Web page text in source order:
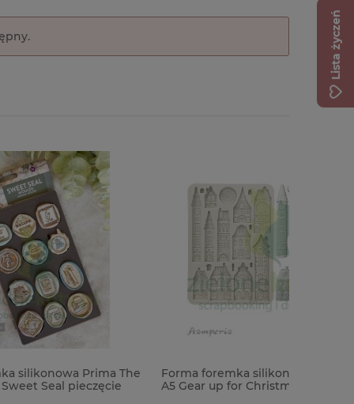
The
Forma foremka silikonowa Stamperia
A5 Gear up for Christmas Cozy Houses
Lista życzeń